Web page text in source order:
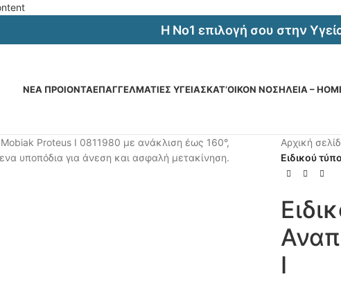
Η Νο1 επιλογή σου στην
ΝΕΑ ΠΡΟΙΟΝΤΑΕΠΑΓΓΕΛΜΑΤΙΕΣ ΥΓΕΙΑΣΚΑΤ’ΟΙΚΟΝ ΝΟΣΗΛΕΙΑ –
Αρχική
Ειδικού
I